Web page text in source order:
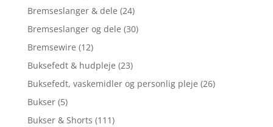
Bremseslanger & dele (24)
Bremseslanger og dele (30)
Bremsewire (12)
Buksefedt & hudpleje (23)
Buksefedt, vaskemidler og personlig pleje (26)
Bukser (5)
Bukser & Shorts (111)